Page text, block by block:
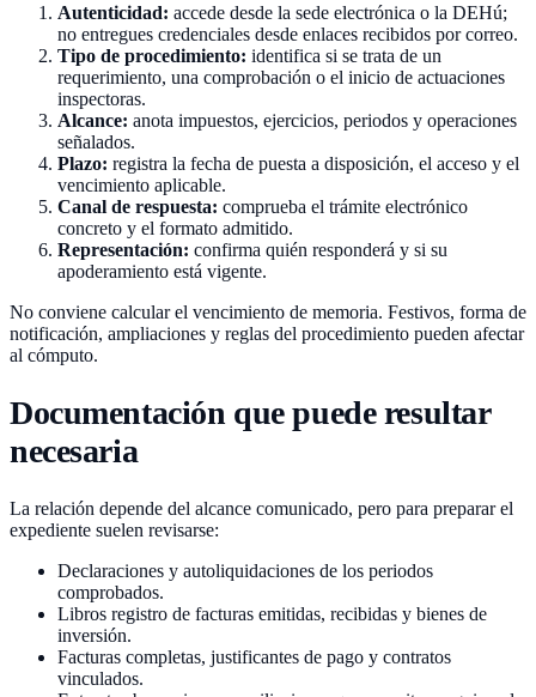
Autenticidad: accede desde la sede electrónica o la DEHú;
no entregues credenciales desde enlaces recibidos por correo.
Tipo de procedimiento: identifica si se trata de un
requerimiento, una comprobación o el inicio de actuaciones
inspectoras.
Alcance: anota impuestos, ejercicios, periodos y operaciones
señalados.
Plazo: registra la fecha de puesta a disposición, el acceso y el
vencimiento aplicable.
Canal de respuesta: comprueba el trámite electrónico
concreto y el formato admitido.
Representación: confirma quién responderá y si su
apoderamiento está vigente.
No conviene calcular el vencimiento de memoria. Festivos, forma de
notificación, ampliaciones y reglas del procedimiento pueden afectar
al cómputo.
Documentación que puede resultar
necesaria
La relación depende del alcance comunicado, pero para preparar el
expediente suelen revisarse:
Declaraciones y autoliquidaciones de los periodos
comprobados.
Libros registro de facturas emitidas, recibidas y bienes de
inversión.
Facturas completas, justificantes de pago y contratos
vinculados.